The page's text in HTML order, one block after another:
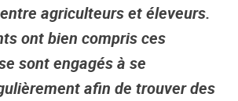
agriculteurs et éleveurs.
ont bien compris ces
sont engagés à se
afin de trouver des